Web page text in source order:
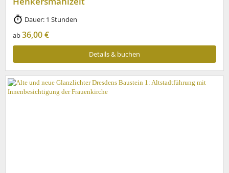
Dauer: 1 Stunden
ab36,00 €
Details & buchen